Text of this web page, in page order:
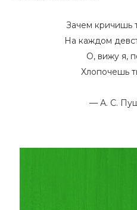
Зачем кричишь
На каждом
О, вижу я,
Хлопочешь
— А. С.